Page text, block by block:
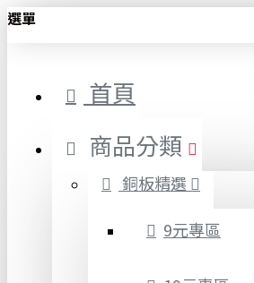
選單
首頁
商品分類
銅板精選
9元專區